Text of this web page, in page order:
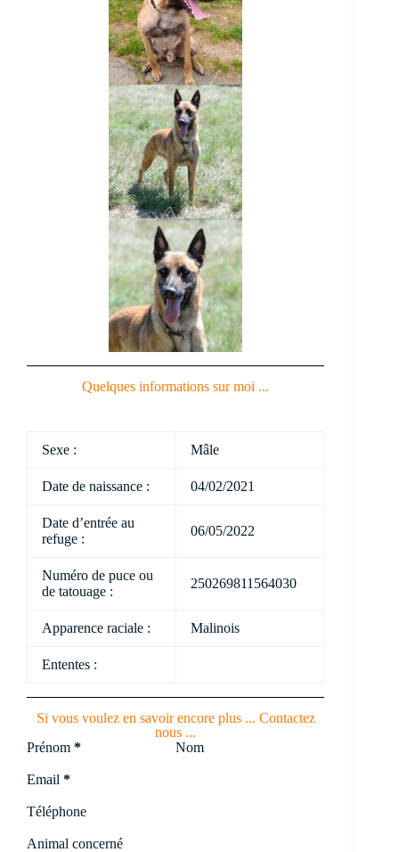
Quelques informations sur moi ...
Sexe : Mâle
Date de naissance : 04/02/2021
Date d’entrée au
refuge :
06/05/2022
Numéro de puce ou
de tatouage :
250269811564030
Apparence raciale : Malinois
Ententes :
Si vous voulez en savoir encore plus ... Contactez
nous ...
Section
Prénom * Nom
Email *
Téléphone
Animal concerné